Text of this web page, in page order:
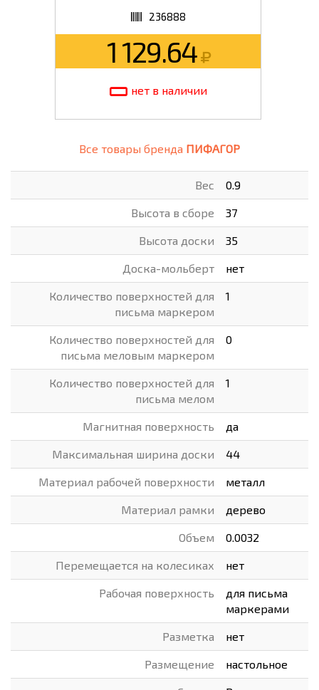
236888
1 129.64
нет в наличии
Все товары бренда ПИФАГОР
Вес 0.9
Высота в сборе 37
Высота доски 35
Доска-мольберт нет
Количество поверхностей для
письма маркером
1
Количество поверхностей для
письма меловым маркером
0
Количество поверхностей для
письма мелом
1
Магнитная поверхность да
Максимальная ширина доски 44
Материал рабочей поверхности металл
Материал рамки дерево
Объем 0.0032
Перемещается на колесиках нет
Рабочая поверхность
для письма
маркерами
Разметка нет
Размещение настольное